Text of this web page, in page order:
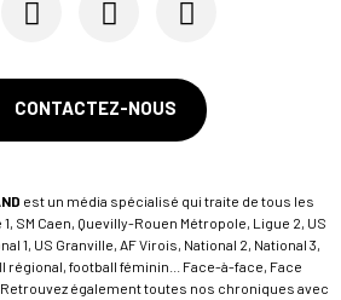
CONTACTEZ-NOUS
est un média spécialisé qui traite de tous les
SM Caen, Quevilly-Rouen Métropole, Ligue 2, US
1, US Granville, AF Virois, National 2, National 3,
régional, football féminin... Face-à-face, Face
également toutes nos chroniques avec